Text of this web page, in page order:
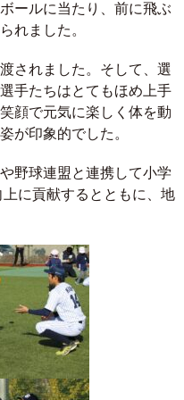
ールに当たり、前に飛ぶ
れました。
されました。そして、選
選手たちはとてもほめ上手
顔で元気に楽しく体を動
が印象的でした。
野球連盟と連携して小学
に貢献するとともに、地